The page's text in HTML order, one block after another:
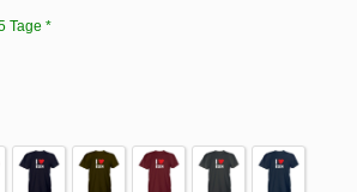
Tage *